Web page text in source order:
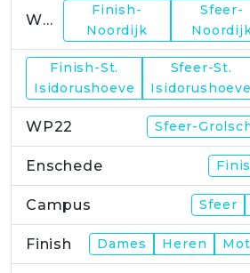
WP19
Finish-
Noordijk
Sfeer-
WP21
Finish-St.
Isidorushoeve
Sfeer-St.
Isidorushoeve
WP22 Sfeer-
Enschede
Campus Sfeer
Finish Dames Heren